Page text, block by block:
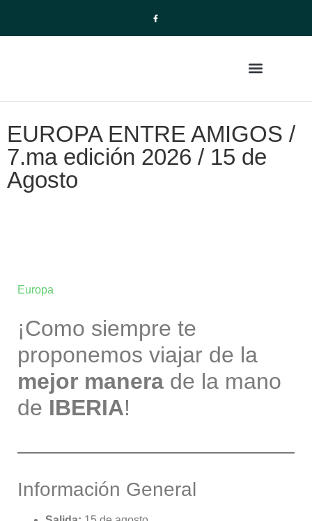
EUROPA ENTRE AMIGOS /
7.ma edición 2026 / 15 de
Agosto
Europa
¡Como siempre te
proponemos viajar de la
mejor manera de la mano
de IBERIA!
Información General